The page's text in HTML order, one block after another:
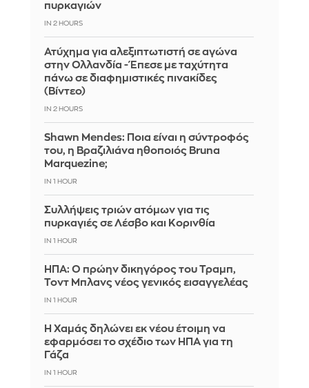
πυρκαγιών
IN 2 HOURS
Ατύχημα για αλεξιπτωτιστή σε αγώνα
στην Ολλανδία - Έπεσε με ταχύτητα
πάνω σε διαφημιστικές πινακίδες
(Βίντεο)
IN 2 HOURS
Shawn Mendes: Ποια είναι η σύντροφός
του, η Βραζιλιάνα ηθοποιός Bruna
Marquezine;
IN 1 HOUR
Συλλήψεις τριών ατόμων για τις
πυρκαγιές σε Λέσβο και Κορινθία
IN 1 HOUR
ΗΠΑ: Ο πρώην δικηγόρος του Τραμπ,
Τοντ Μπλανς νέος γενικός εισαγγελέας
IN 1 HOUR
Η Χαμάς δηλώνει εκ νέου έτοιμη να
εφαρμόσει το σχέδιο των ΗΠΑ για τη
Γάζα
IN 1 HOUR